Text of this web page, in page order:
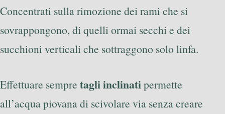
Concentrati sulla rimozione dei rami che si
sovrappongono, di quelli ormai secchi e dei
succhioni verticali che sottraggono solo linfa.
Effettuare sempre tagli inclinatipermette
all’acqua piovana di scivolare via senza creare